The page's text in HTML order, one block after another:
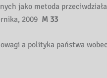
jako metoda
2009 M 33
a polityka państwa